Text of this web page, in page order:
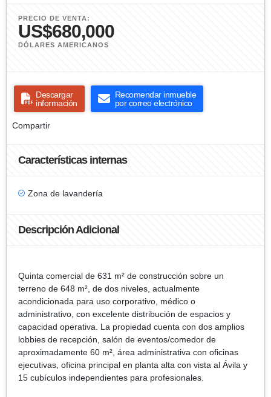
PRECIO DE VENTA:
US$680,000
DÓLARES AMERICANOS
Descargar
información
Recomendar inmueble
por correo electrónico
Compartir
Características internas
Zona de lavandería
Descripción Adicional
Quinta comercial de 631 m² de construcción sobre un
terreno de 648 m², de dos niveles, actualmente
acondicionada para uso corporativo, médico o
administrativo, con excelente distribución de espacios y
capacidad operativa. La propiedad cuenta con dos amplios
lobbies de recepción, salón de eventos/comedor de
aproximadamente 60 m², área administrativa con oficinas
ejecutivas, oficina principal en planta alta con vista al Ávila y
15 cubículos independientes para profesionales.